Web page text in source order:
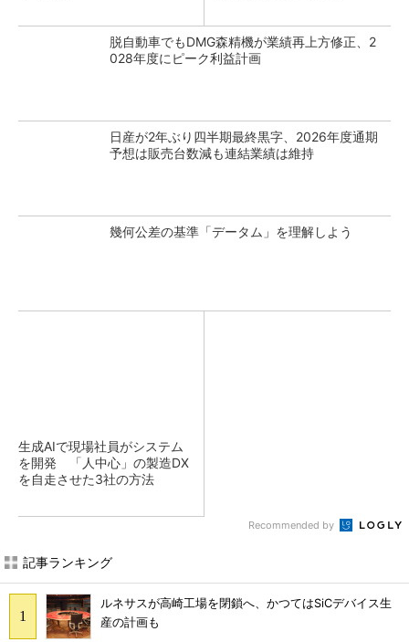
脱自動車でもDMG森精機が業績再上方修正、2
028年度にピーク利益計画
日産が2年ぶり四半期最終黒字、2026年度通期
予想は販売台数減も連結業績は維持
幾何公差の基準「データム」を理解しよう
生成AIで現場社員がシステム
を開発 「人中心」の製造DX
を自走させた3社の方法
Recommended by
記事ランキング
ルネサスが高崎工場を閉鎖へ、かつてはSiCデバイス生
産の計画も